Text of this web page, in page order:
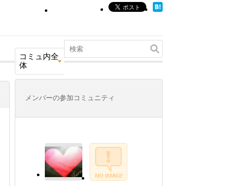
コミュ内全
体
メンバーの参加コミュニティ